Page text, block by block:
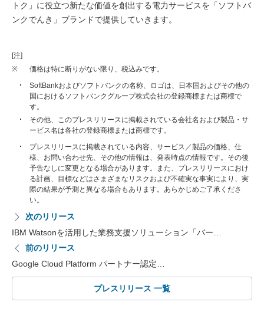
トク」に役立つ新たな価値を創出する電力サービスを「ソフトバ
ンクでんき」ブランドで提供していきます。
[注]
※
価格は特に断りがない限り、税込みです。
SoftBankおよびソフトバンクの名称、ロゴは、日本国およびその他の
国におけるソフトバンクグループ株式会社の登録商標または商標で
す。
その他、このプレスリリースに掲載されている会社名および製品・サ
ービス名は各社の登録商標または商標です。
プレスリリースに掲載されている内容、サービス／製品の価格、仕
様、お問い合わせ先、その他の情報は、発表時点の情報です。その後
予告なしに変更となる場合があります。また、プレスリリースにおけ
る計画、目標などはさまざまなリスクおよび不確実な事実により、実
際の結果が予測と異なる場合もあります。あらかじめご了承くださ
い。
次のリリース
IBM Watsonを活用した業務支援ソリューション「バー…
前のリリース
Google Cloud Platform パートナー認定…
プレスリリース 一覧